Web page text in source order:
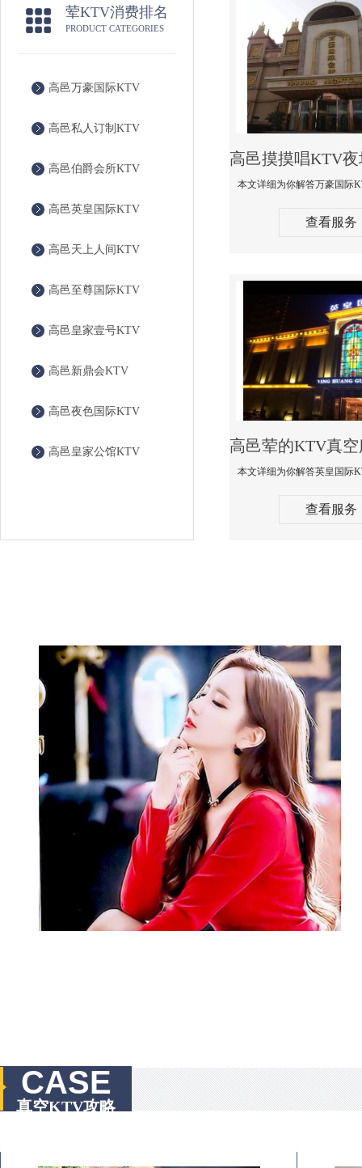
荤KTV消费排名
PRODUCT CATEGORIES
高邑万豪国际KTV
高邑私人订制KTV
高邑伯爵会所KTV
高邑英皇国际KTV
高邑天上人间KTV
高邑至尊国际KTV
高邑皇家壹号KTV
高邑新鼎会KTV
高邑夜色国际KTV
高邑皇家公馆KTV
查看服务
查看服务
CASE
真空KTV攻略